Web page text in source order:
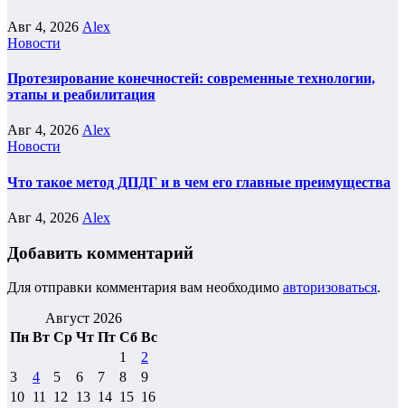
Авг 4, 2026 Alex
Новости
Протезирование конечностей: современные технологии,
этапы и реабилитация
Авг 4, 2026 Alex
Новости
Что такое метод ДПДГ и в чем его главные преимущества
Авг 4, 2026 Alex
Добавить комментарий
Для отправки комментария вам необходимо авторизоваться.
Август 2026
Пн Вт Ср Чт Пт Сб Вс
1
2
3
4 5 6 7 8
9
10 11 12 13 14 15 16